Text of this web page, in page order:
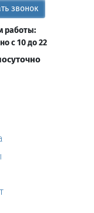
звонок
работы:
с 10 до 22